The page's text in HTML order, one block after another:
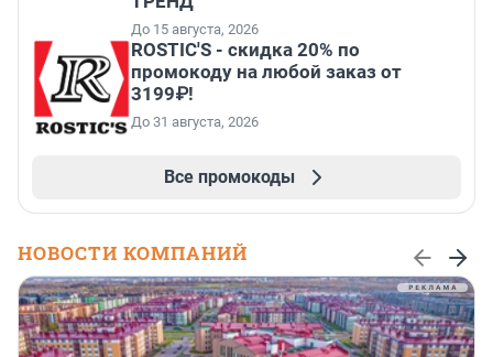
До 15 августа, 2026
ROSTIC'S - скидка 20% по
промокоду на любой заказ от
3199₽!
До 31 августа, 2026
Все промокоды
НОВОСТИ КОМПАНИЙ